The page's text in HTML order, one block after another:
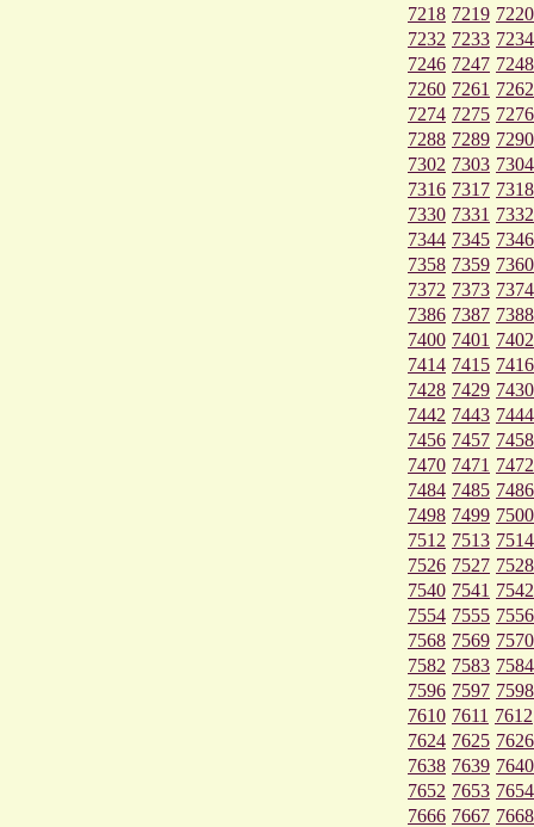
7218 7219 7220
7232 7233 7234
7246 7247 7248
7260 7261 7262
7274 7275 7276
7288 7289 7290
7302 7303 7304
7316 7317 7318
7330 7331 7332
7344 7345 7346
7358 7359 7360
7372 7373 7374
7386 7387 7388
7400 7401 7402
7414 7415 7416
7428 7429 7430
7442 7443 7444
7456 7457 7458
7470 7471 7472
7484 7485 7486
7498 7499 7500
7512 7513 7514
7526 7527 7528
7540 7541 7542
7554 7555 7556
7568 7569 7570
7582 7583 7584
7596 7597 7598
7610 7611 7612
7624 7625 7626
7638 7639 7640
7652 7653 7654
7666 7667 7668